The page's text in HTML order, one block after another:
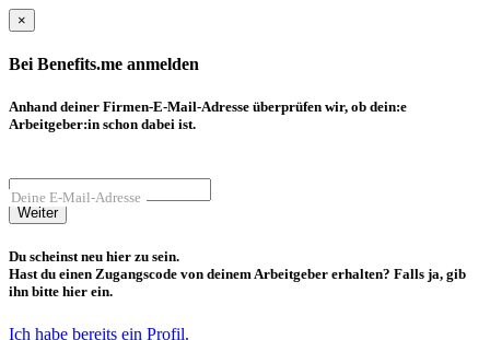
×
Bei Benefits.me anmelden
Anhand deiner Firmen-E-Mail-Adresse überprüfen wir, ob dein:e
Arbeitgeber:in schon dabei ist.
Deine E-Mail-Adresse
Weiter
Du scheinst neu hier zu sein.
Hast du einen Zugangscode von deinem Arbeitgeber erhalten? Falls ja, gib
ihn bitte hier ein.
Ich habe bereits ein Profil.